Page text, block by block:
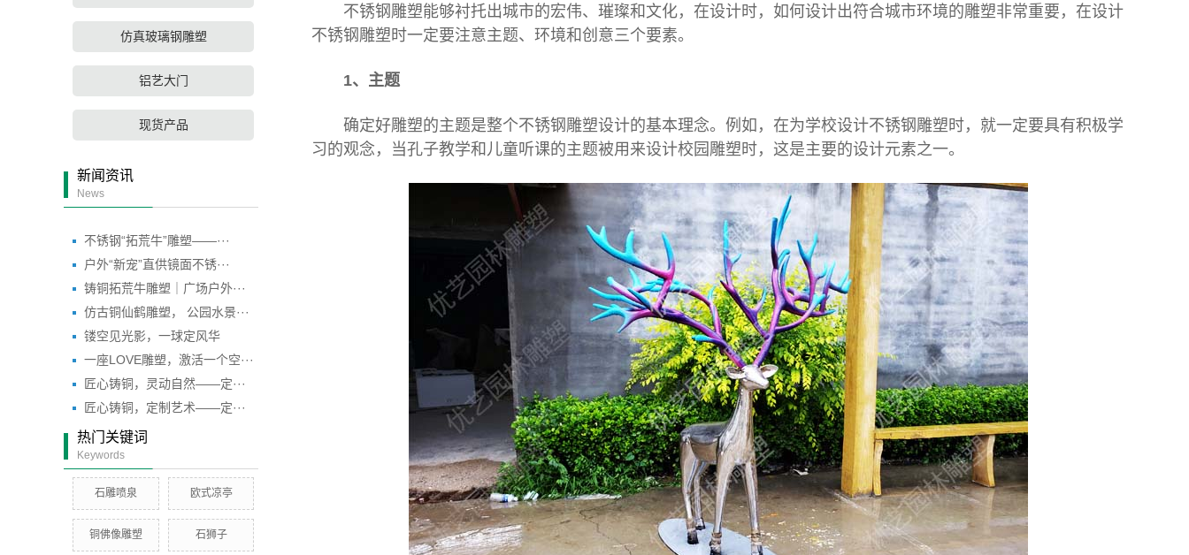
仿真玻璃钢雕塑
铝艺大门
现货产品
新闻资讯
News
不锈钢“拓荒牛”雕塑——···
户外“新宠”直供镜面不锈···
铸铜拓荒牛雕塑｜广场户外···
仿古铜仙鹤雕塑， 公园水景···
镂空见光影，一球定风华
一座LOVE雕塑，激活一个空···
匠心铸铜，灵动自然——定···
匠心铸铜，定制艺术——定···
热门关键词
Keywords
石雕喷泉 欧式凉亭
铜佛像雕塑 石狮子
不锈钢雕塑能够衬托出城市的宏伟、璀璨和文化，在设计时，如何设计出符合城市环境的雕塑非常重要，在设计
不锈钢雕塑时一定要注意主题、环境和创意三个要素。
1、主题
确定好雕塑的主题是整个不锈钢雕塑设计的基本理念。例如，在为学校设计不锈钢雕塑时，就一定要具有积极学
习的观念，当孔子教学和儿童听课的主题被用来设计校园雕塑时，这是主要的设计元素之一。